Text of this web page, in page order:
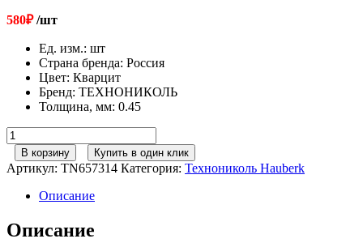
580₽/шт
Ед. изм.: шт
Страна бренда: Россия
Цвет: Кварцит
Бренд: ТЕХНОНИКОЛЬ
Толщина, мм: 0.45
Количество
товара
ТЕХНОНИКОЛЬ
HAUBERK
планка
цокольная,
кварцит,
шт.
В корзину Купить в один клик
Артикул: TN657314 Категория: Технониколь Hauberk
Описание
Описание